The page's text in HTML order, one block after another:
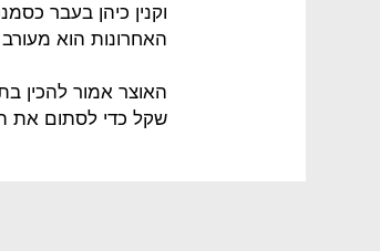
וקנין כיהן בעבר
האחרונות הוא
שקל כדי לסתום את